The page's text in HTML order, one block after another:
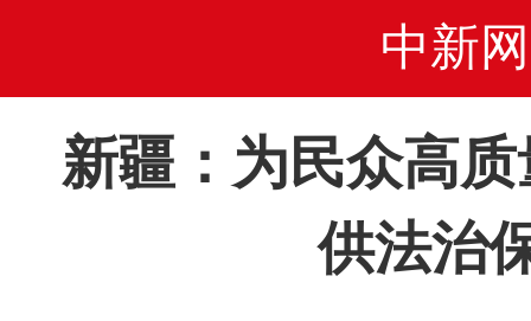
中新网
新疆：为民众高
供法治